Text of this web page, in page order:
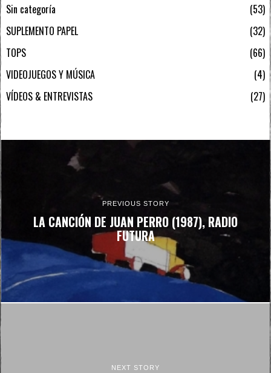
Sin categoría
53
SUPLEMENTO PAPEL
32
TOPS
66
VIDEOJUEGOS Y MÚSICA
4
VÍDEOS & ENTREVISTAS
27
PREVIOUS STORY
LA CANCIÓN DE JUAN PERRO (1987), RADIO
FUTURA
NEXT STORY